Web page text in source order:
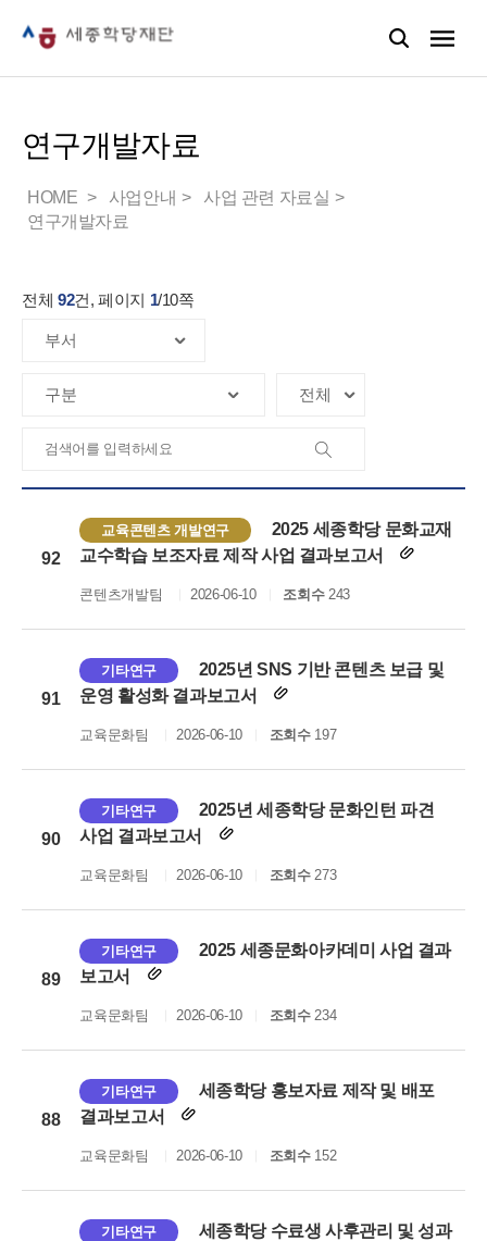
연구개발자료
HOME 사업안내
사업 관련 자료실
연구개발자료
전체 92건, 페이지 1/10쪽
92
교육콘텐츠 개발연구
2025 세종학당 문화교재
교수학습 보조자료 제작 사업 결과보고서
콘텐츠개발팀 2026-06-10 조회수243
91
기타연구
2025년 SNS 기반 콘텐츠 보급 및
운영 활성화 결과보고서
교육문화팀 2026-06-10 조회수197
90
기타연구
2025년 세종학당 문화인턴 파견
사업 결과보고서
교육문화팀 2026-06-10 조회수273
89
기타연구
2025 세종문화아카데미 사업 결과
보고서
교육문화팀 2026-06-10 조회수234
88
기타연구
세종학당 홍보자료 제작 및 배포
결과보고서
교육문화팀 2026-06-10 조회수152
기타연구
세종학당 수료생 사후관리 및 성과